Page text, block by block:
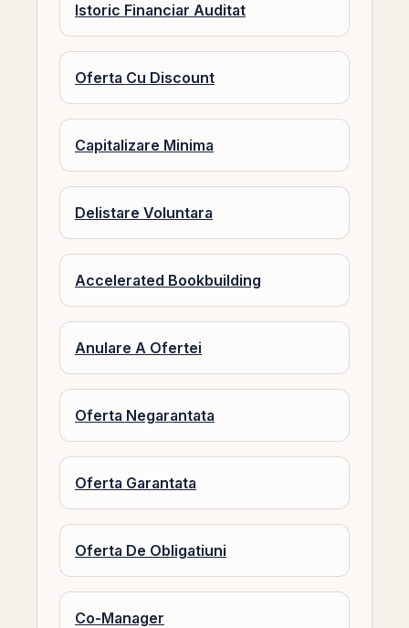
Istoric Financiar Auditat
Oferta Cu Discount
Capitalizare Minima
Delistare Voluntara
Accelerated Bookbuilding
Anulare A Ofertei
Oferta Negarantata
Oferta Garantata
Oferta De Obligatiuni
Co-Manager